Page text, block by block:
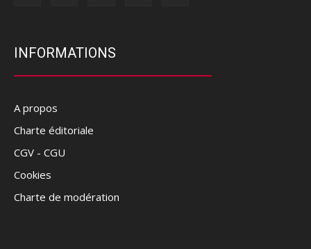
INFORMATIONS
A propos
Charte éditoriale
CGV - CGU
Cookies
Charte de modération